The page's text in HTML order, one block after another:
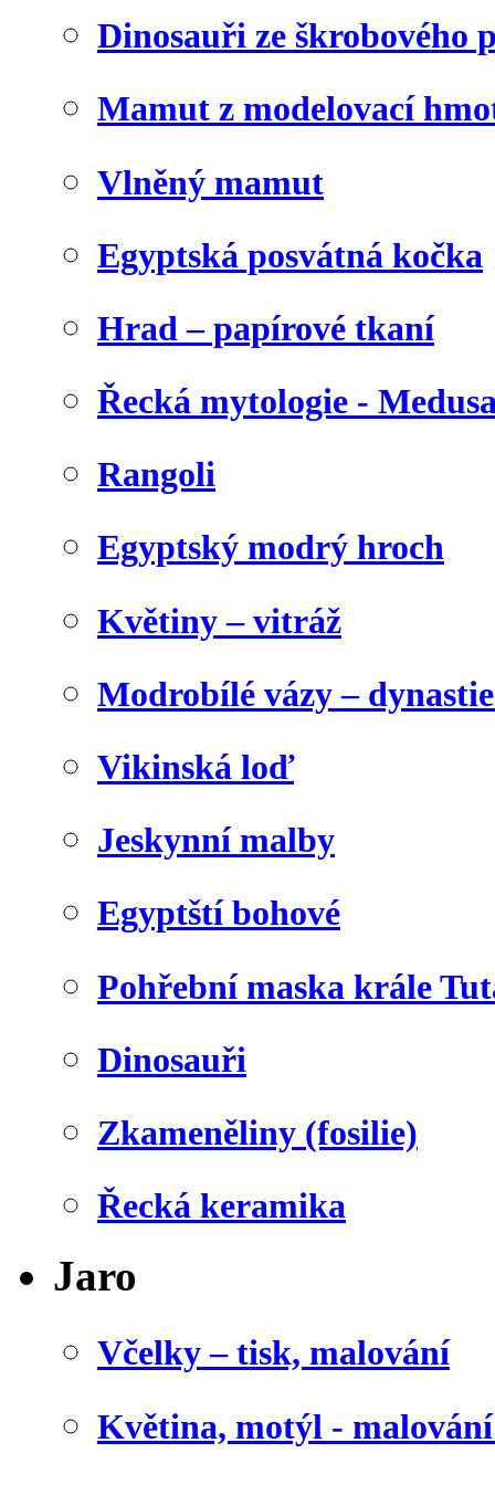
Dinosauři ze škrobového
Mamut z modelovací
Vlněný mamut
Egyptská posvátná kočka
Hrad – papírové tkaní
Řecká mytologie -
Rangoli
Egyptský modrý hroch
Květiny – vitráž
Modrobílé vázy –
Vikinská loď
Jeskynní malby
Egyptští bohové
Pohřební maska krále
Dinosauři
Zkameněliny (fosilie)
Řecká keramika
Jaro
Včelky – tisk, malování
Květina, motýl -